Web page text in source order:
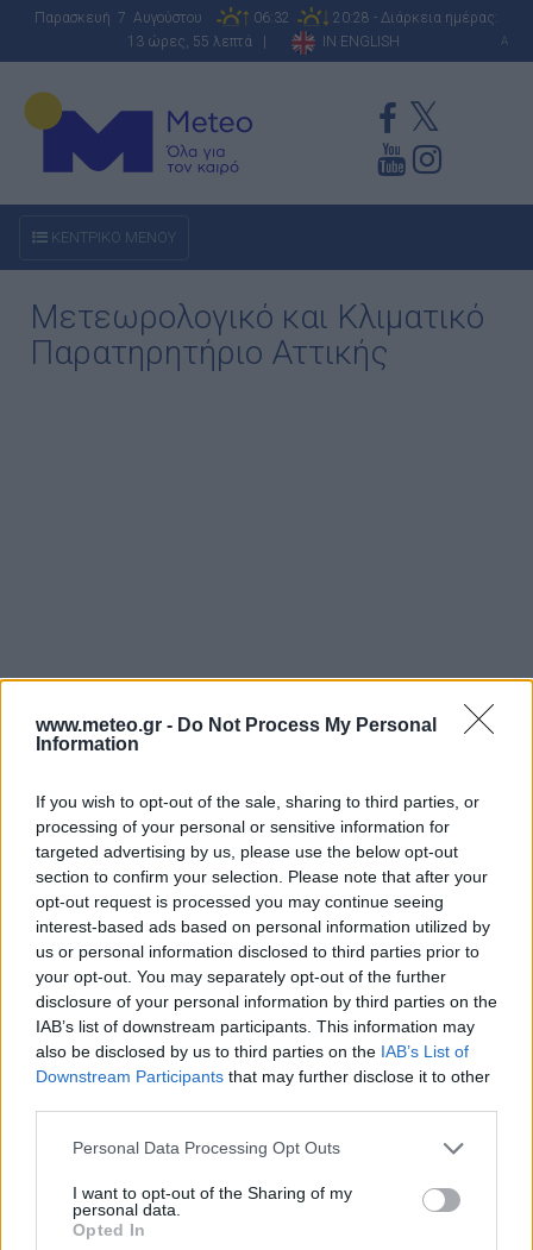
www.meteo.gr - Do Not Process My Personal
Information
If you wish to opt-out of the sale, sharing to third parties, or
processing of your personal or sensitive information for
targeted advertising by us, please use the below opt-out
section to confirm your selection. Please note that after your
opt-out request is processed you may continue seeing
interest-based ads based on personal information utilized by
us or personal information disclosed to third parties prior to
your opt-out. You may separately opt-out of the further
disclosure of your personal information by third parties on the
IAB’s list of downstream participants. This information may
also be disclosed by us to third parties on the IAB’s List of
Downstream Participants that may further disclose it to other
Personal Data Processing Opt Outs
I want to opt-out of the Sharing of my
personal data.
Opted In
Παρασκευή 7 Αυγούστου 06:32
20:28 - Διάρκεια ημέρας:
13 ώρες, 55 λεπτά |
IN ENGLISH A
ΚΕΝΤΡΙΚΟ ΜΕΝΟΥ
Μετεωρολογικό και Κλιματικό
Παρατηρητήριο Αττικής
Δεδομένα από τους μετεωρολογικούς σταθμούς του
Αστεροσκοπείου Αθηνώνστην Αττική. Από το μενού αριστερά είναι
δυνατή η επιλογή της παραμέτρου που εμφανίζεται, ενώ υπάρχει ακόμα
η δυνατότητα επισκόπησης των προγνωστικών πεδίων για τις περιοχές
και τις παραλίες της Αττικής.